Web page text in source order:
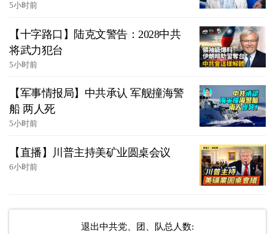
5小时前
【十字路口】陆克文警告：2028中共
将武力犯台
5小时前
【军事情报局】中共承认 军舰撞海警
船 两人死
5小时前
【直播】川普主持美矿业圆桌会议
6小时前
退出中共党、团、队总人数: